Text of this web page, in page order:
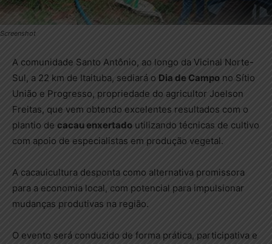
Screenshot
A comunidade Santo Antônio, ao longo da Vicinal Norte-
Sul, a 22 km de Itaituba, sediará o Dia de Campo no Sítio
União e Progresso, propriedade do agricultor Joelson
Freitas, que vem obtendo excelentes resultados com o
plantio de cacau enxertado utilizando técnicas de cultivo
com apoio de especialistas em produção vegetal.
A cacauicultura desponta como alternativa promissora
para a economia local, com potencial para impulsionar
mudanças produtivas na região.
O evento será conduzido de forma prática, participativa e